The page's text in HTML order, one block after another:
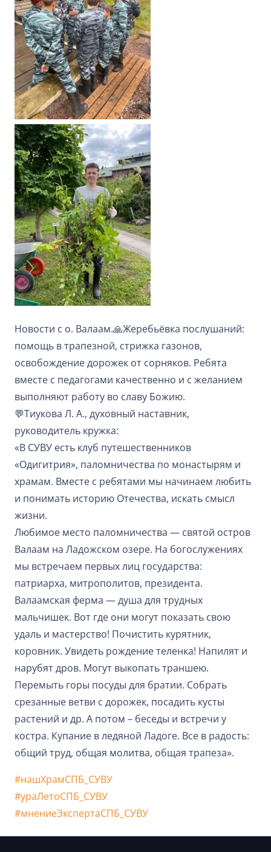
Новости с о. Валаам.🙏Жеребьёвка послушаний:
помощь в трапезной, стрижка газонов,
освобождение дорожек от сорняков. Ребята
вместе с педагогами качественно и с желанием
выполняют работу во славу Божию.
💬Тиукова Л. А., духовный наставник,
руководитель кружка:
«В СУВУ есть клуб путешественников
«Одигитрия», паломничества по монастырям и
храмам. Вместе с ребятами мы начинаем любить
и понимать историю Отечества, искать смысл
жизни.
Любимое место паломничества — святой остров
Валаам на Ладожском озере. На богослужениях
мы встречаем первых лиц государства:
патриарха, митрополитов, президента.
Валаамская ферма — душа для трудных
мальчишек. Вот где они могут показать свою
удаль и мастерство! Почистить курятник,
коровник. Увидеть рождение теленка! Напилят и
нарубят дров. Могут выкопать траншею.
Перемыть горы посуды для братии. Собрать
срезанные ветви с дорожек, посадить кусты
растений и др. А потом – беседы и встречи у
костра. Купание в ледяной Ладоге. Все в радость:
общий труд, общая молитва, общая трапеза».
#нашХрамСПБ_СУВУ
#ураЛетоСПБ_СУВУ
#мнениеЭкспертаСПБ_СУВУ